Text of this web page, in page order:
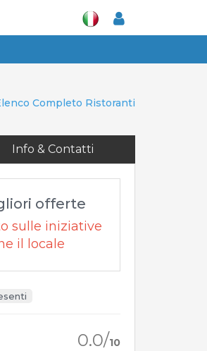
Completo Ristoranti
Info & Contatti
Info & Contatti
offerte
sulle iniziative
il locale
0.0/10